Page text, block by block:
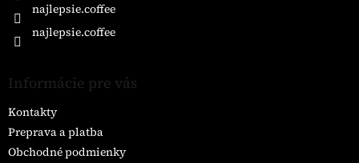
najlepsie.coffee
najlepsie.coffee
Informácie pre vás
Kontakty
Preprava a platba
Obchodné podmienky